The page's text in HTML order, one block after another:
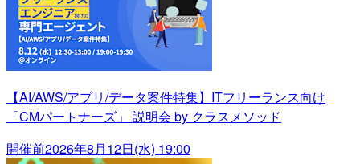
【AI/AWS/アプリ/データ案件特集】ITフリーランス向け
「CMパートナーズ」 説明会 by クラスメソッド
開催前2026年8月12日(水) 19:00